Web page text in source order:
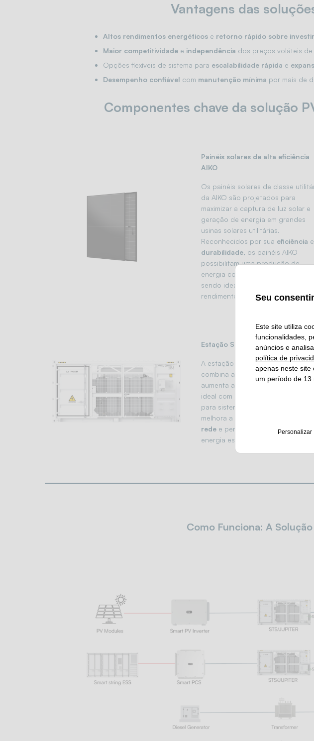
Vantagens das
Altos rendimentos energéticose retorno rápido sobre
Maior competitividadee independência dos preços voláteis
Opções flexíveis de sistema para escalabilidade rápida e
Desempenho confiável com manutenção mínima por mais de
Componentes chave da solução
Painéis solares de alta eficiência
AIKO
Os painéis solares de classe
da AIKO são projetados para
maximizar a captura de luz solar e
geração de energia em grandes
usinas solares utilitárias.
Reconhecidos por sua eficiência e
durabilidade, os painéis AIKO
possibilitam uma produção de
energia consistente e a longo
sendo ideais para projetos de alto
rendimento em larga escala.
Estação Smart Transformer
A estação Smart Transformer
combina a energia de subarrays e
aumenta a tensão para integração
ideal com a rede elétrica. Essencial
para sistemas em larga escala,
melhora a
rede e permite uma distribuição de
energia escalável.
Como Funciona: A
Seu
Este site utiliza
funcionalidades,
anúncios e
política de
apenas neste site
um período de 13
Personalizar